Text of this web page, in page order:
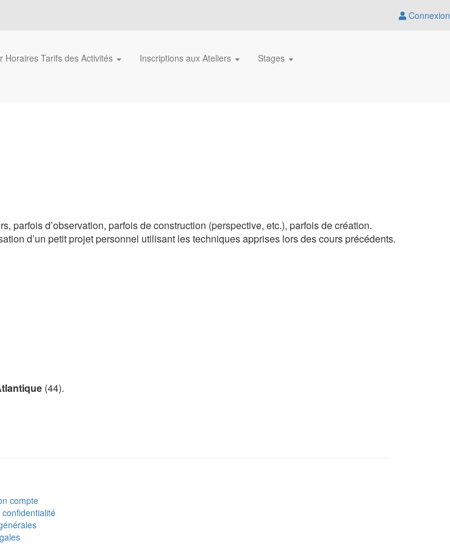
Connexion
Horaires Tarifs des Activités Inscriptions aux Ateliers Stages
parfois d’observation, parfois de construction (perspective, etc.), parfois de création.
d’un petit projet personnel utilisant les techniques apprises lors des cours précédents.
(44).
compte